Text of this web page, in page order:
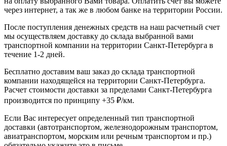
через интернет, а так же в любом банке на территории России.
После поступления денежных средств на наш расчетный счет
мы осуществляем доставку до склада выбранной вами
транспортной компании на территории Санкт-Петербурга в
течение 1-2 дней.
Бесплатно доставим ваш заказ до склада транспортной
компании находящейся на территории Санкт-Петербурга.
Расчет стоимости доставки за пределами Санкт-Петербурга
производится по принципу +35 ₽/км.
Если Вас интересует определенный тип транспортной
доставки (автотранспортом, железнодорожным транспортом,
авиатранспортом, морским или речным транспортом и пр.)